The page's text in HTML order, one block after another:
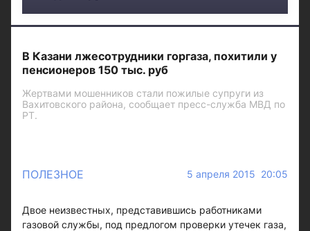
В Казани лжесотрудники горгаза, похитили у
пенсионеров 150 тыс. руб
Жертвами мошенников стали пожилые супруги из
Вахитовского района, сообщает пресс-служба МВД по
РТ.
ПОЛЕЗНОЕ 5 апреля 2015 20:05
Двое неизвестных, представившись работниками
газовой службы, под предлогом проверки утечек газа,